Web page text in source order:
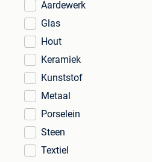
Aardewerk
Glas
Hout
Keramiek
Kunststof
Metaal
Porselein
Steen
Textiel